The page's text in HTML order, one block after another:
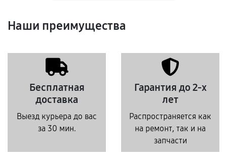
Наши преимущества
Бесплатная
доставка
Выезд курьера до вас
за 30 мин.
Гарантия до 2-х
лет
Распространяется как
на ремонт, так и на
запчасти